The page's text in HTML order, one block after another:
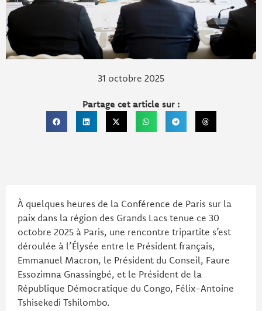
31 octobre 2025
Partage cet article sur :
À quelques heures de la Conférence de Paris sur la
paix dans la région des Grands Lacs tenue ce 30
octobre 2025 à Paris, une rencontre tripartite s’est
déroulée à l’Élysée entre le Président français,
Emmanuel Macron, le Président du Conseil, Faure
Essozimna Gnassingbé, et le Président de la
République Démocratique du Congo, Félix-Antoine
Tshisekedi Tshilombo.